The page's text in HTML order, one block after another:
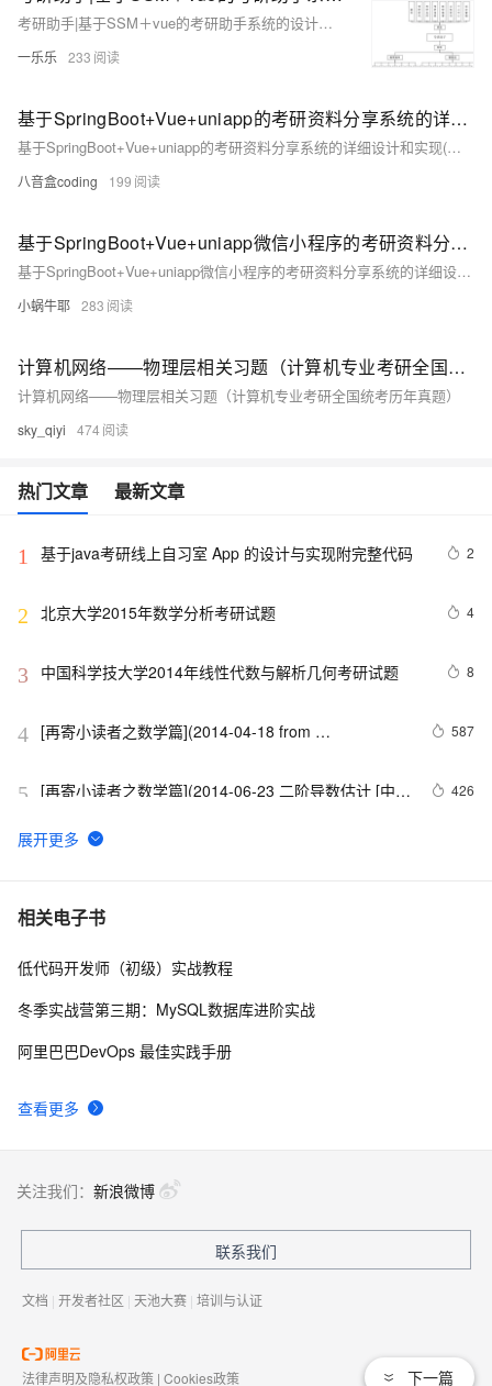
考研助手|基于SSM＋vue的考研助手系统的设计与实现(源码+数据库+文档)
一乐乐 233
基于SpringBoot+Vue+uniapp的考研资料分享系统的详细设计和实现(源码+lw+部署文档+讲解等)
基于SpringBoot+Vue+uniapp的考研资料分享系统的详细设计和实现(源码+lw+部署文档+讲解等)
八音盒coding 199
基于SpringBoot+Vue+uniapp微信小程序的考研资料分享系统的详细设计和实现
基于SpringBoot+Vue+uniapp微信小程序的考研资料分享系统的详细设计和实现
小蜗牛耶 283
计算机网络——物理层相关习题（计算机专业考研全国统考历年真题）
计算机网络——物理层相关习题（计算机专业考研全国统考历年真题）
sky_qiyi 474
热门文章 最新文章
1 基于java考研线上自习室 App 的设计与实现附完整代码 2
2 北京大学2015年数学分析考研试题 4
3 中国科学技大学2014年线性代数与解析几何考研试题 8
4 [再寄小读者之数学篇](2014-04-18 from
试题]特征多项式的互素分解)
587
5 [再寄小读者之数学篇](2014-06-23 二阶导数估计 [中国
426
6
[家里蹲大学数学杂志]第260期华南师范大学2013年数
7 厦门大学2016年高等代数考研试题参考解答
8 [再寄小读者之数学篇](2014-06-23 积分不等式 [中国科学
考研试题参考解答
352558840@qq.com [南开大学 2014 年高等代数考研
相关电子书
查看更多
低代码开发师（初级）实战教程
冬季实战营第三期：MySQL数据库进阶实战
阿里巴巴DevOps 最佳实践手册
下一篇
关注我们： 新浪微博
联系我们
文档 | 开发者社区 | 天池大赛 | 培训与认证
法律声明及隐私权政策 | Cookies政策